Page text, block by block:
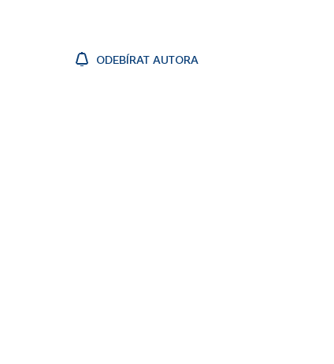
ODEBÍRAT AUTORA